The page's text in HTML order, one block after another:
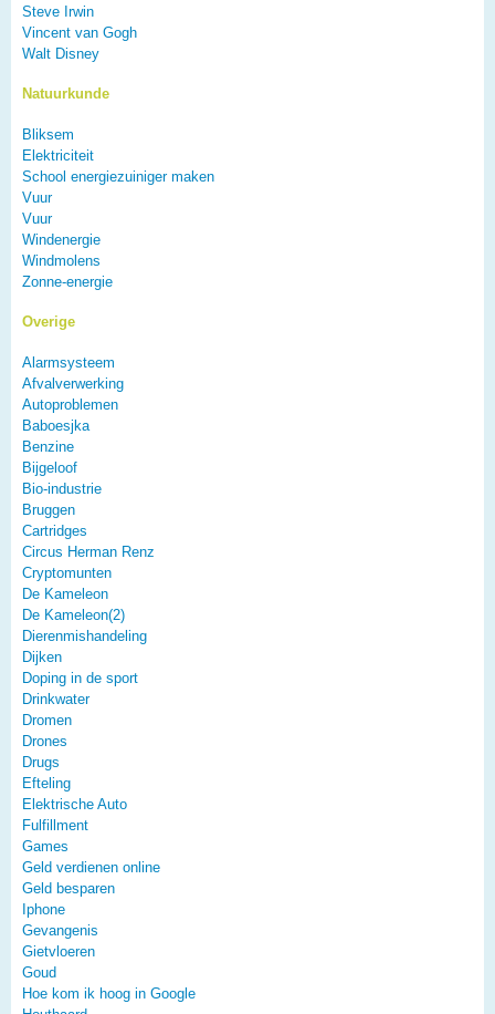
Steve Irwin
Vincent van Gogh
Walt Disney
Natuurkunde
Bliksem
Elektriciteit
School energiezuiniger maken
Vuur
Vuur
Windenergie
Windmolens
Zonne-energie
Overige
Alarmsysteem
Afvalverwerking
Autoproblemen
Baboesjka
Benzine
Bijgeloof
Bio-industrie
Bruggen
Cartridges
Circus Herman Renz
Cryptomunten
De Kameleon
De Kameleon(2)
Dierenmishandeling
Dijken
Doping in de sport
Drinkwater
Dromen
Drones
Drugs
Efteling
Elektrische Auto
Fulfillment
Games
Geld verdienen online
Geld besparen
Iphone
Gevangenis
Gietvloeren
Goud
Hoe kom ik hoog in Google